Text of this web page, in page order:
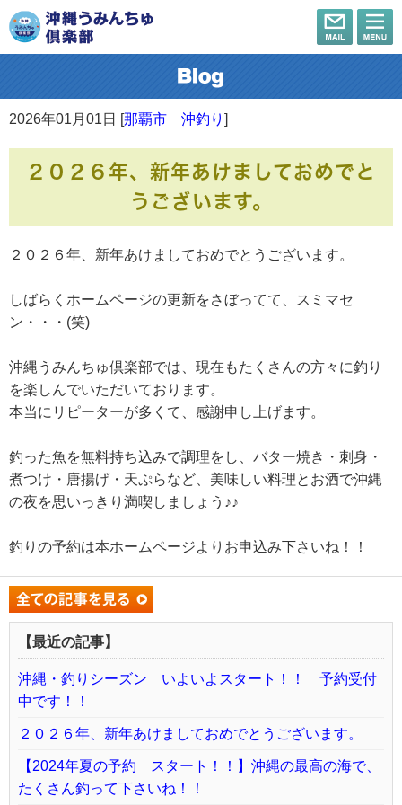
2026年01月01日 [那覇市 沖釣り ]
２０２６年、新年あけましておめでと
うございます。
２０２６年、新年あけましておめでとうございます。
しばらくホームページの更新をさぼってて、スミマセ
ン・・・(笑)
沖縄うみんちゅ倶楽部では、現在もたくさんの方々に釣り
を楽しんでいただいております。
本当にリピーターが多くて、感謝申し上げます。
釣った魚を無料持ち込みで調理をし、バター焼き・刺身・
煮つけ・唐揚げ・天ぷらなど、美味しい料理とお酒で沖縄
の夜を思いっきり満喫しましょう♪♪
釣りの予約は本ホームページよりお申込み下さいね！！
【最近の記事】
沖縄・釣りシーズン いよいよスタート！！ 予約受付
中です！！
２０２６年、新年あけましておめでとうございます。
【2024年夏の予約 スタート！！】沖縄の最高の海で、
たくさん釣って下さいね！！